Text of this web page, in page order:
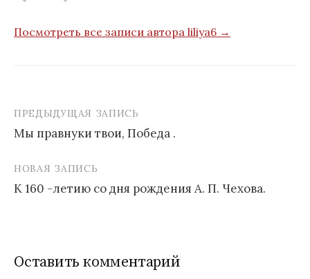
Посмотреть все записи автора liliya6 →
Навигация
по
записям
ПРЕДЫДУЩАЯ ЗАПИСЬ
Мы правнуки твои, Победа .
НОВАЯ ЗАПИСЬ
К 160 -летию со дня рождения А. П. Чехова.
Оставить комментарий